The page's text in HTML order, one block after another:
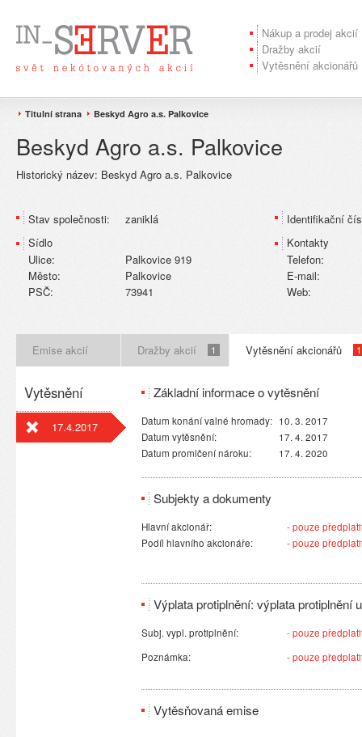
Nákup a prodej akcií
Dražby akcií
Vytěsnění akcionářů
Titulní strana Beskyd Agro a.s. Palkovice
Beskyd Agro a.s. Palkovice
Historický název: Beskyd Agro a.s. Palkovice
Stav společnosti:
zaniklá
Sídlo
Ulice:
Palkovice 919
Město:
Palkovice
PSČ:
73941
Identifikační
Kontakty
Telefon:
E-mail:
Web:
Emise akcií Dražby akcií 1 Vytěsnění akcionářů 1
Vytěsnění
17.4.2017
Základní informace o vytěsnění
Datum konání valné hromady: 10. 3. 2017
Datum vytěsnění:
17. 4. 2017
Datum promlčení nároku:
17. 4. 2020
Subjekty a dokumenty
Hlavní akcionář:
- pouze
Podíl hlavního akcionáře:
- pouze
Výplata protiplnění: výplata protiplnění
Subj. vypl. protiplnění:
- pouze
Poznámka:
- pouze
Vytěsňovaná emise